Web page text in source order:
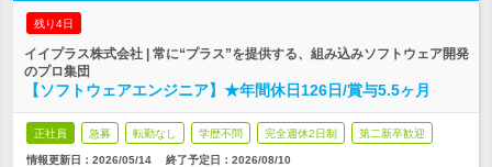
残り4日
イイプラス株式会社 | 常に“プラス”を提供する、組み込みソフトウェア開発
のプロ集団
【ソフトウェアエンジニア】★年間休日126日/賞与5.5ヶ月
正社員 急募 転勤なし 学歴不問 完全週休2日制 第二新卒歓迎
情報更新日：2026/05/14 終了予定日： 2026/08/10